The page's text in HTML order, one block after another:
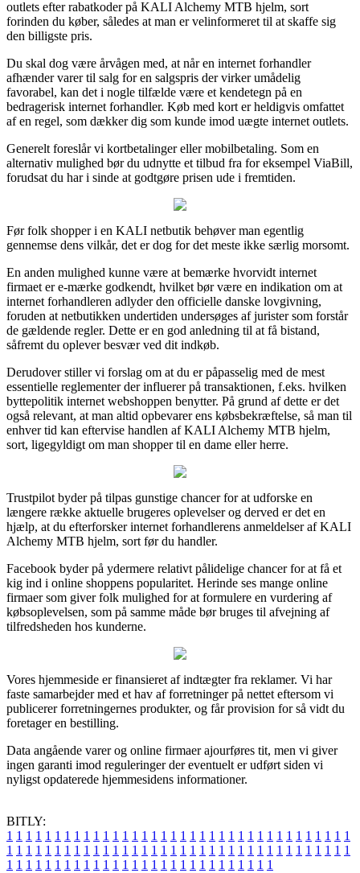
outlets efter rabatkoder på KALI Alchemy MTB hjelm, sort
forinden du køber, således at man er velinformeret til at skaffe sig
den billigste pris.
Du skal dog være årvågen med, at når en internet forhandler
afhænder varer til salg for en salgspris der virker umådelig
favorabel, kan det i nogle tilfælde være et kendetegn på en
bedragerisk internet forhandler. Køb med kort er heldigvis omfattet
af en regel, som dækker dig som kunde imod uægte internet outlets.
Generelt foreslår vi kortbetalinger eller mobilbetaling. Som en
alternativ mulighed bør du udnytte et tilbud fra for eksempel ViaBill,
forudsat du har i sinde at godtgøre prisen ude i fremtiden.
Før folk shopper i en KALI netbutik behøver man egentlig
gennemse dens vilkår, det er dog for det meste ikke særlig morsomt.
En anden mulighed kunne være at bemærke hvorvidt internet
firmaet er e-mærke godkendt, hvilket bør være en indikation om at
internet forhandleren adlyder den officielle danske lovgivning,
foruden at netbutikken undertiden undersøges af jurister som forstår
de gældende regler. Dette er en god anledning til at få bistand,
såfremt du oplever besvær ved dit indkøb.
Derudover stiller vi forslag om at du er påpasselig med de mest
essentielle reglementer der influerer på transaktionen, f.eks. hvilken
byttepolitik internet webshoppen benytter. På grund af dette er det
også relevant, at man altid opbevarer ens købsbekræftelse, så man til
enhver tid kan eftervise handlen af KALI Alchemy MTB hjelm,
sort, ligegyldigt om man shopper til en dame eller herre.
Trustpilot byder på tilpas gunstige chancer for at udforske en
længere række aktuelle brugeres oplevelser og derved er det en
hjælp, at du efterforsker internet forhandlerens anmeldelser af KALI
Alchemy MTB hjelm, sort før du handler.
Facebook byder på ydermere relativt pålidelige chancer for at få et
kig ind i online shoppens popularitet. Herinde ses mange online
firmaer som giver folk mulighed for at formulere en vurdering af
købsoplevelsen, som på samme måde bør bruges til afvejning af
tilfredsheden hos kunderne.
Vores hjemmeside er finansieret af indtægter fra reklamer. Vi har
faste samarbejder med et hav af forretninger på nettet eftersom vi
publicerer forretningernes produkter, og får provision for så vidt du
foretager en bestilling.
Data angående varer og online firmaer ajourføres tit, men vi giver
ingen garanti imod reguleringer der eventuelt er udført siden vi
nyligst opdaterede hjemmesidens informationer.
BITLY:
1 1 1 1 1 1 1 1 1 1 1 1 1 1 1 1 1 1 1 1 1 1 1 1 1 1 1 1 1 1 1 1 1 1 1 1
1 1 1 1 1 1 1 1 1 1 1 1 1 1 1 1 1 1 1 1 1 1 1 1 1 1 1 1 1 1 1 1 1 1 1 1
1 1 1 1 1 1 1 1 1 1 1 1 1 1 1 1 1 1 1 1 1 1 1 1 1 1 1 1